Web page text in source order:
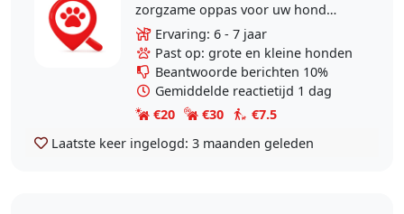
zorgzame oppas voor uw hond
Alles is in overleg bespreekbaar Ik
heb een eengezinswoning met
afgesloten tuin, rook niet,..
Ervaring: 6 - 7 jaar
Past op: grote en kleine honden
Beantwoorde berichten 10%
Gemiddelde reactietijd 1 dag
€20
€30
€7.5
Laatste keer ingelogd: 3 maanden geleden